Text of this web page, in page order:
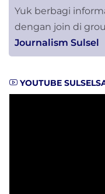
Yuk berbagi
dengan join di
Journalism Sulsel
YOUTUBE